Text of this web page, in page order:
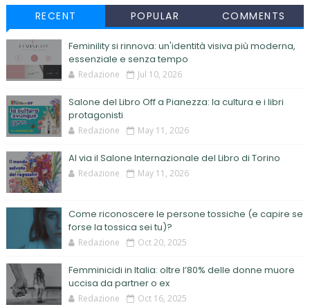
RECENT POPULAR COMMENTS
Feminility si rinnova: un'identità visiva più moderna,
essenziale e senza tempo
Redazione Jul 10, 2026
Salone del Libro Off a Pianezza: la cultura e i libri
protagonisti
Redazione May 11, 2026
Al via il Salone Internazionale del Libro di Torino
Redazione May 11, 2026
Come riconoscere le persone tossiche (e capire se
forse la tossica sei tu)?
Redazione Oct 20, 2025
Femminicidi in Italia: oltre l’80% delle donne muore
uccisa da partner o ex
Redazione Oct 16, 2025